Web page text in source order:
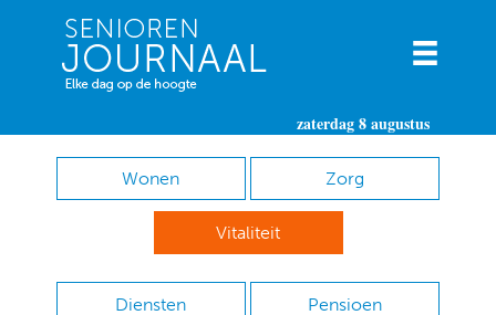
zaterdag 8 augustus
Wonen Zorg
Vitaliteit
Diensten Pensioen